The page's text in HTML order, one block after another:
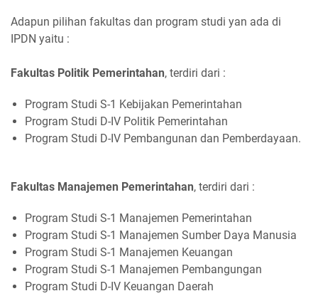
Adapun pilihan fakultas dan program studi yan ada di
IPDN yaitu :
Fakultas Politik Pemerintahan, terdiri dari :
Program Studi S-1 Kebijakan Pemerintahan
Program Studi D-IV Politik Pemerintahan
Program Studi D-IV Pembangunan dan Pemberdayaan.
Fakultas Manajemen Pemerintahan, terdiri dari :
Program Studi S-1 Manajemen Pemerintahan
Program Studi S-1 Manajemen Sumber Daya Manusia
Program Studi S-1 Manajemen Keuangan
Program Studi S-1 Manajemen Pembangungan
Program Studi D-IV Keuangan Daerah